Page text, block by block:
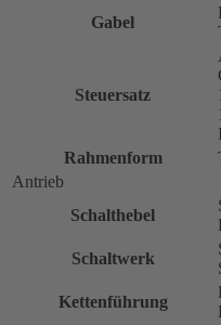
Gabel
Steuersatz
Rahmenform
Antrieb
Schalthebel
Schaltwerk
Kettenführung